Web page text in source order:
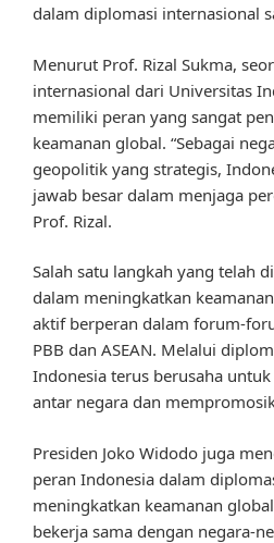
dalam diplomasi internasional
Menurut Prof. Rizal Sukma,
internasional dari Universitas
memiliki peran yang sangat
keamanan global. “Sebagai
geopolitik yang strategis,
jawab besar dalam menjaga
Prof. Rizal.
Salah satu langkah yang telah
dalam meningkatkan
aktif berperan dalam forum-
PBB dan ASEAN. Melalui
Indonesia terus berusaha
antar negara dan
Presiden Joko Widodo juga
peran Indonesia dalam
meningkatkan keamanan
bekerja sama dengan negara-